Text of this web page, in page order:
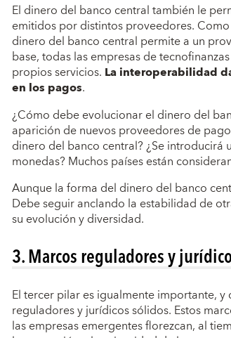
El dinero del banco central también le
emitidos por distintos proveedores.
dinero del banco central permite a un
base, todas las empresas de
propios servicios. La interoperabilidad
en los pagos.
¿Cómo debe evolucionar el dinero del
aparición de nuevos proveedores de
dinero del banco central? ¿Se introducirá
monedas? Muchos países están
Aunque la forma del dinero del banco
Debe seguir anclando la estabilidad de
su evolución y diversidad.
3. Marcos reguladores y
El tercer pilar es igualmente importante,
reguladores y jurídicos sólidos. Estos
las empresas emergentes florezcan, al